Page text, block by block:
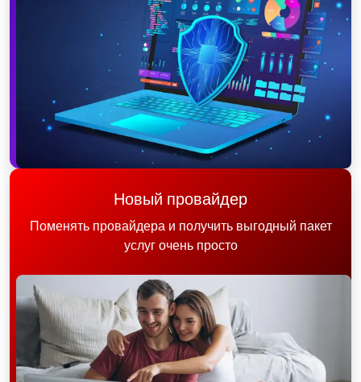
Новый провайдер
Поменять провайдера и получить выгодный пакет
услуг очень просто